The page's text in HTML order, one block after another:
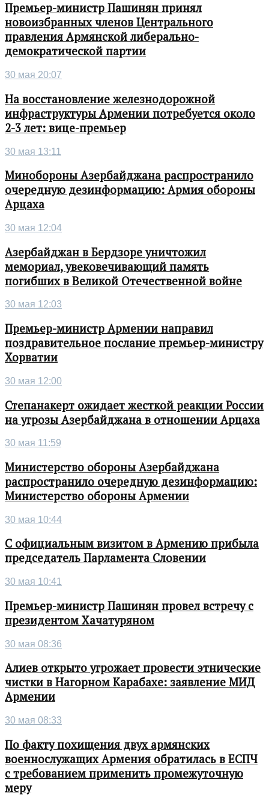
Премьер-министр Пашинян принял
новоизбранных членов Центрального
правления Армянской либерально-
демократической партии
30 мая 20:07
На восстановление железнодорожной
инфраструктуры Армении потребуется около
2-3 лет: вице-премьер
30 мая 13:11
Минобороны Азербайджана распространило
очередную дезинформацию: Армия обороны
Арцаха
30 мая 12:04
Азербайджан в Бердзоре уничтожил
мемориал, увековечивающий память
погибших в Великой Отечественной войне
30 мая 12:03
Премьер-министр Армении направил
поздравительное послание премьер-министру
Хорватии
30 мая 12:00
Степанакерт ожидает жесткой реакции России
на угрозы Азербайджана в отношении Арцаха
30 мая 11:59
Министерство обороны Азербайджана
распространило очередную дезинформацию:
Министерство обороны Армении
30 мая 10:44
С официальным визитом в Армению прибыла
председатель Парламента Словении
30 мая 10:41
Премьер-министр Пашинян провел встречу с
президентом Хачатуряном
30 мая 08:36
Алиев открыто угрожает провести этнические
чистки в Нагорном Карабахе: заявление МИД
Армении
30 мая 08:33
По факту похищения двух армянских
военнослужащих Армения обратилась в ЕСПЧ
с требованием применить промежуточную
меру